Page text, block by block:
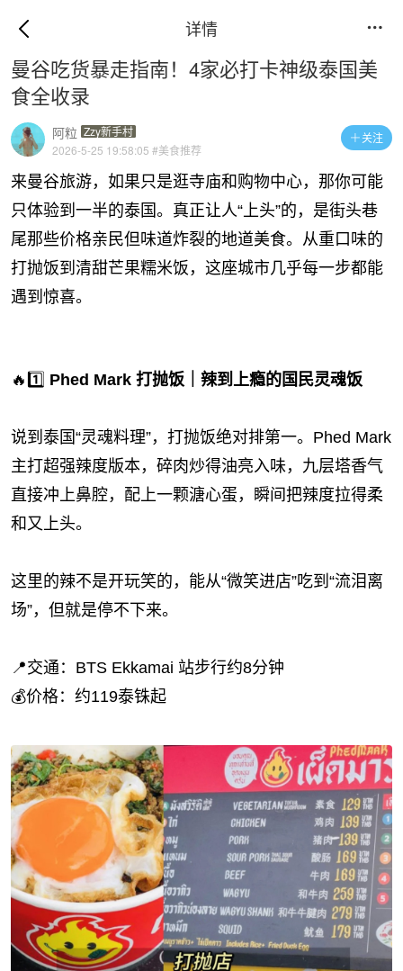
详情 
曼谷吃货暴走指南！4家必打卡神级泰国美
食全收录
关注
阿粒 Zzy新手村
2026-5-25 19:58:05 #美食推荐
来曼谷旅游，如果只是逛寺庙和购物中心，那你可能
只体验到一半的泰国。真正让人“上头”的，是街头巷
尾那些价格亲民但味道炸裂的地道美食。从重口味的
打抛饭到清甜芒果糯米饭，这座城市几乎每一步都能
遇到惊喜。
🔥1️⃣ Phed Mark 打抛饭｜辣到上瘾的国民灵魂饭
说到泰国“灵魂料理”，打抛饭绝对排第一。Phed Mark
主打超强辣度版本，碎肉炒得油亮入味，九层塔香气
直接冲上鼻腔，配上一颗溏心蛋，瞬间把辣度拉得柔
和又上头。
这里的辣不是开玩笑的，能从“微笑进店”吃到“流泪离
场”，但就是停不下来。
📍交通：BTS Ekkamai 站步行约8分钟
💰价格：约119泰铢起